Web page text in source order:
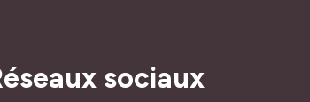
sociaux